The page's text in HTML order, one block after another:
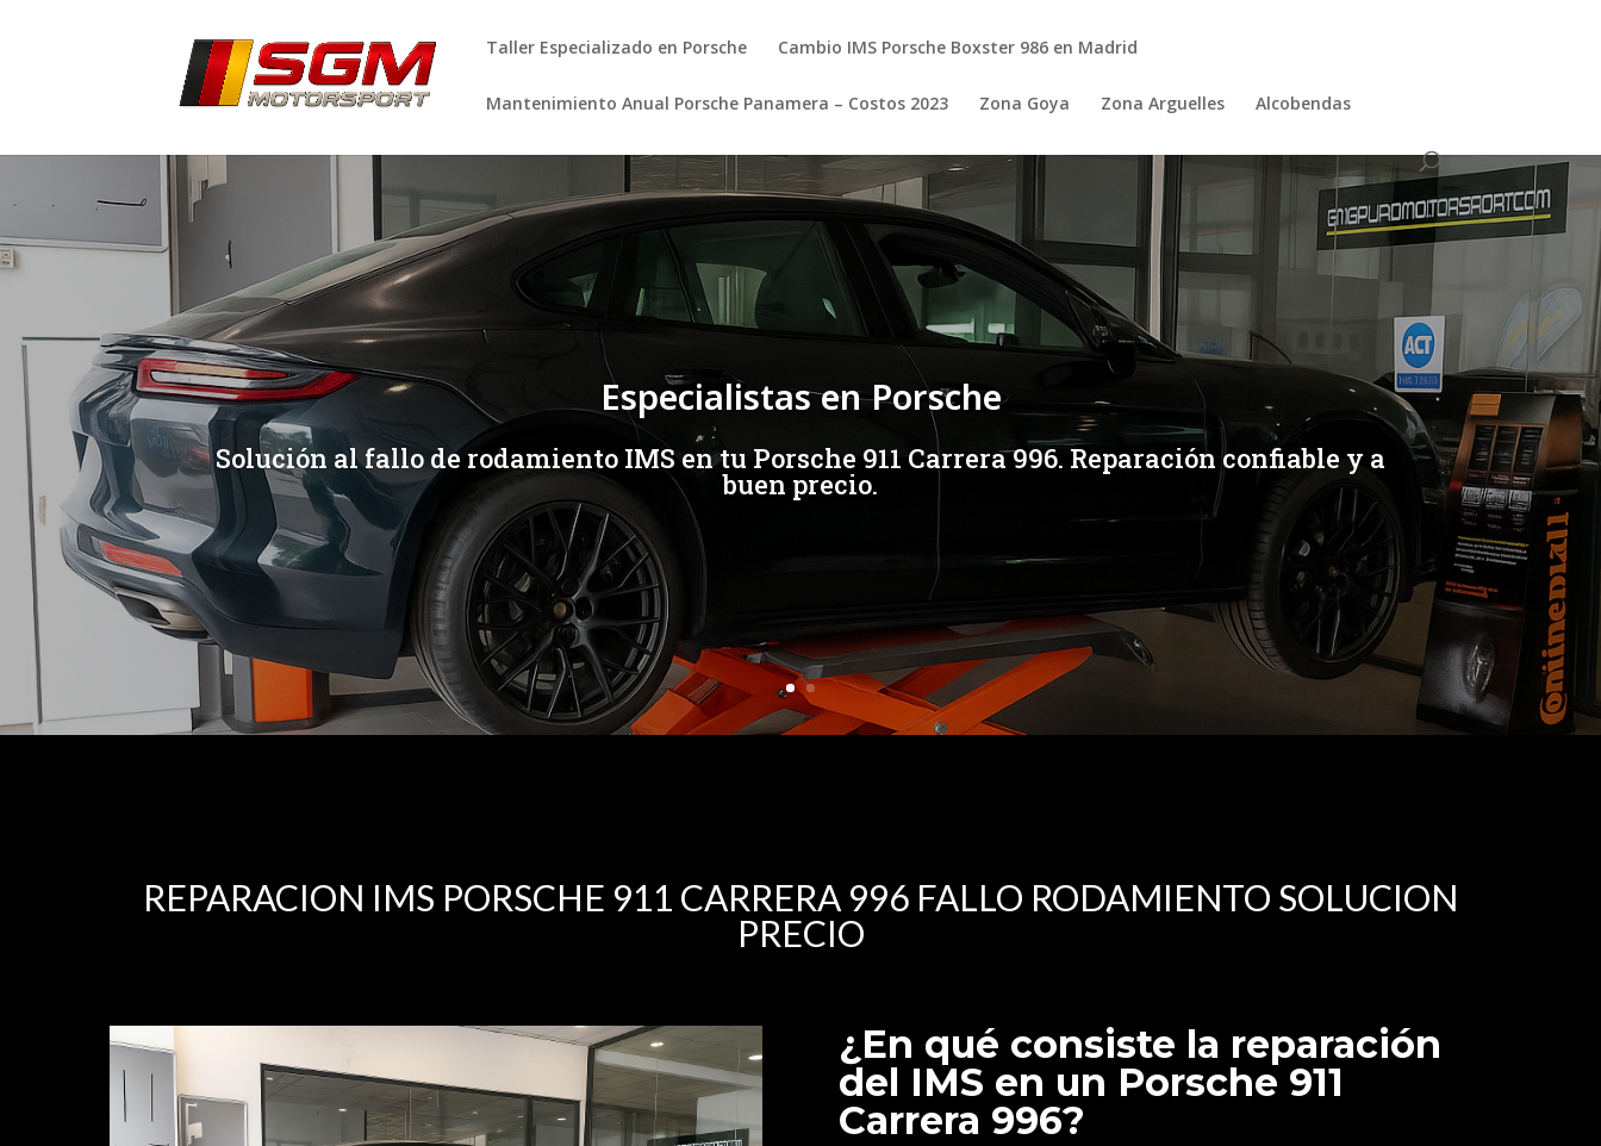
Taller Especializado en Porsche Cambio IMS Porsche Boxster 986 en Madrid
Mantenimiento Anual Porsche Panamera – Costos 2023 Zona Goya Zona Arguelles Alcobendas
Especialistas en Porsche
Solución al fallo de rodamiento IMS en tu Porsche 911 Carrera 996. Reparación confiable y a
buen precio.
[/et_pb_slide]
REPARACION IMS PORSCHE 911 CARRERA 996 FALLO RODAMIENTO SOLUCION
PRECIO
¿En qué consiste la reparación
del IMS en un Porsche 911
Carrera 996?